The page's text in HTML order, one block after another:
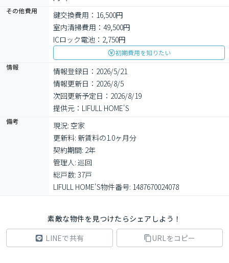
その他費用
鍵交換費用：16,500円
室内清掃費用：49,500円
ICロック電池：2,750円
初期費用を知りたい
情報
情報登録日：2026/5/21
情報更新日：2026/8/5
次回更新予定日：2026/8/19
提供元：LIFULL HOME'S
備考
現況: 空家
更新料: 新賃料の1.0ヶ月分
契約期間: 2年
管理人: 巡回
総戸数: 37戸
LIFULL HOME'S物件番号: 1487670024078
素敵な物件を見つけたらシェアしよう！
LINEで共有
URLをコピー